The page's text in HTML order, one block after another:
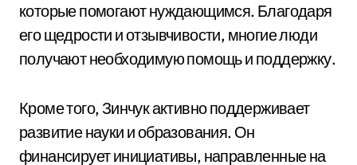
которые помогают нуждающимся. Благодаря
его щедрости и отзывчивости, многие люди
получают необходимую помощь и поддержку.
Кроме того, Зинчук активно поддерживает
развитие науки и образования. Он
финансирует инициативы, направленные на